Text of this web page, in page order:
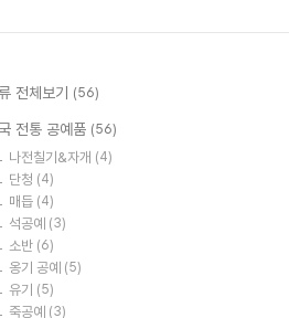
전체보기 (56)
전통 공예품 (56)
나전칠기&자개 (4)
단청 (4)
매듭 (4)
석공예 (3)
소반 (6)
옹기 공예 (5)
유기 (5)
죽공예 (3)